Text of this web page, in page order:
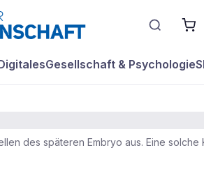
Gesellschaft & Psychologie
des späteren Embryo aus. Eine solche